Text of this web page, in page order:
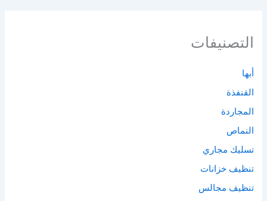
التصنيفات
أبها
القنفذة
المجاردة
النماص
تسليك مجاري
تنظيف خزانات
تنظيف مجالس